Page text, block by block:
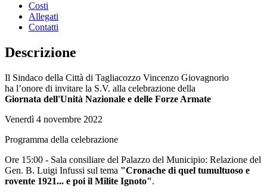
Costi
Allegati
Contatti
Descrizione
Il Sindaco della Città di Tagliacozzo Vincenzo Giovagnorio
ha l’onore di invitare la S.V. alla celebrazione della
Giornata dell'Unità Nazionale e delle Forze Armate
Venerdì 4 novembre 2022
Programma della celebrazione
Ore 15:00 - Sala consiliare del Palazzo del Municipio: Relazione del
Gen. B. Luigi Infussi sul tema "Cronache di quel tumultuoso e
rovente 1921... e poi il Milite Ignoto".